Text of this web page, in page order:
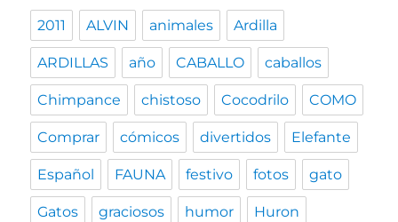
2011 ALVIN animales Ardilla
ARDILLAS año CABALLO caballos
Chimpance chistoso Cocodrilo COMO
Comprar cómicos divertidos Elefante
Español FAUNA festivo fotos gato
Gatos graciosos humor Huron